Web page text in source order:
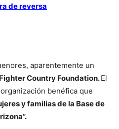
de reversa
aparentemente un
Fighter Country Foundation.El
benéfica que
y familias de la Base de